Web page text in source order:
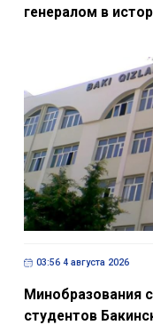
генералом в
03:56 4 августа 2026
Минобразования
студентов